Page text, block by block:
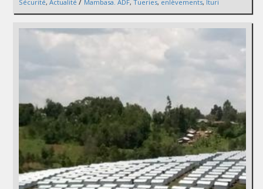
Sécurité, Actualité Mambasa. ADF, Tueries, enlèvements, Ituri